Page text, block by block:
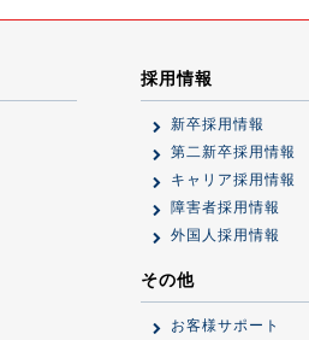
採用情報
新卒採用情報
第二新卒採用情報
キャリア採用情報
障害者採用情報
外国人採用情報
その他
お客様サポート